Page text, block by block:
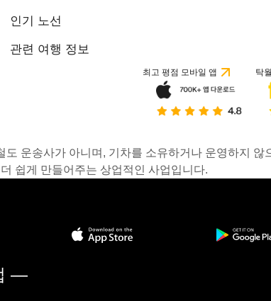
인기 노선
관련 여행 정보
최고 평점 모바일 앱 탁
운송사가 아니며, 기차를 소유하거나 운영하지 않
쉽게 만들어주는 상업적인 사업입니다.
—